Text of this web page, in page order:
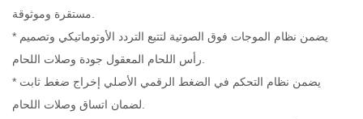
* يضمن نظام الموجات فوق الصوتية لتتبع التردد الأوتوماتيكي وتصميم
* يضمن نظام التحكم في الضغط الرقمي الأصلي إخراج ضغط ثابت